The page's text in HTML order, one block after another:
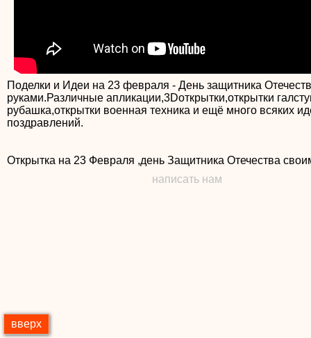
Поделки и Идеи на 23 февраля - День защитника
руками.Различные апликации,3Dоткрытки,открытки
рубашка,открытки военная техника и ещё много всяких
поздравлений.
Открытка на 23 Февраля ,день Защитника Отечества
написать нам
вверх